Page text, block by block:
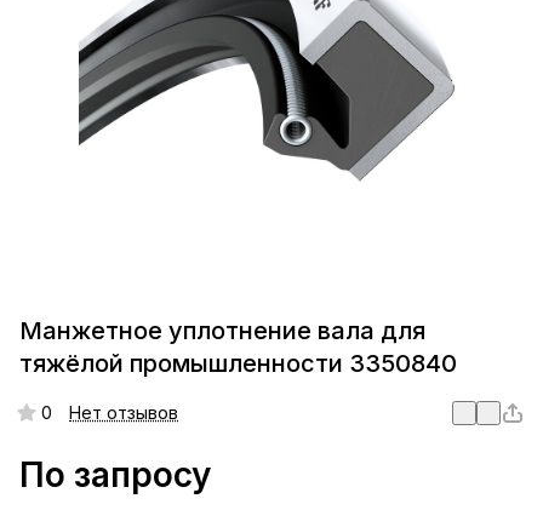
Манжетное уплотнение вала для
тяжёлой промышленности 3350840
0 Нет отзывов
По запросу